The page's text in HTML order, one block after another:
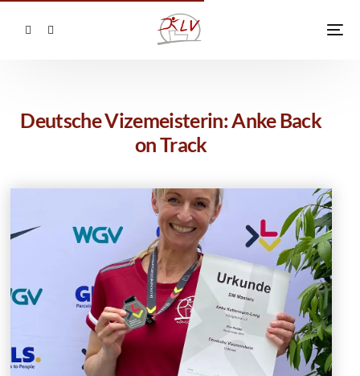
Deutsche Vizemeisterin: Anke Back
on Track